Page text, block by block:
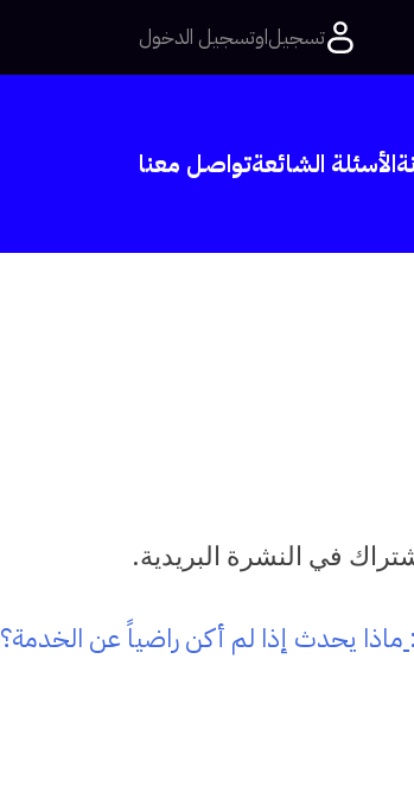
تسجيلاوتسجيل الدخول
الأسئلة الشائعةتواصل معنا
في النشرة البريدية.
ماذا يحدث إذا لم أكن راضياً عن الخدمة؟